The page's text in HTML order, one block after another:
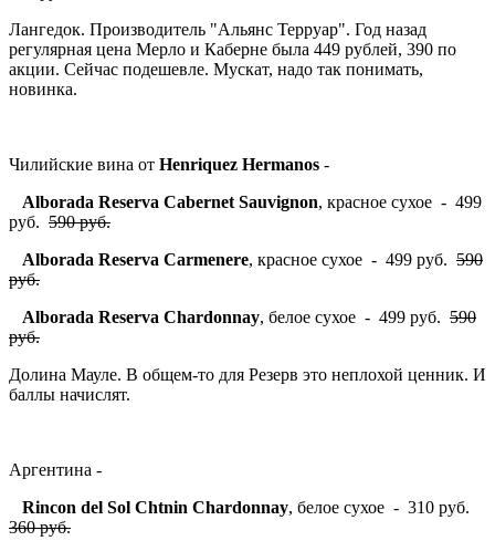
Лангедок. Производитель "Альянс Терруар". Год назад
регулярная цена Мерло и Каберне была 449 рублей, 390 по
акции. Сейчас подешевле. Мускат, надо так понимать,
новинка.
Чилийские вина от Henriquez Hermanos -
Alborada Reserva Cabernet Sauvignon, красное сухое - 499
руб. 590 руб.
Alborada Reserva Carmenere, красное сухое - 499 руб. 590
руб.
Alborada Reserva Chardonnay, белое сухое - 499 руб. 590
руб.
Долина Мауле. В общем-то для Резерв это неплохой ценник. И
баллы начислят.
Аргентина -
Rincon del Sol Chtnin Chardonnay, белое сухое - 310 руб.
360 руб.